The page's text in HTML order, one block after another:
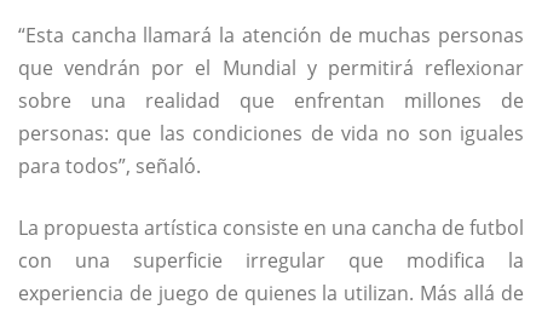
“Esta cancha llamará la atención de muchas personas
que vendrán por el Mundial y permitirá reflexionar
sobre una realidad que enfrentan millones de
personas: que las condiciones de vida no son iguales
para todos”, señaló.
La propuesta artística consiste en una cancha de futbol
con una superficie irregular que modifica la
experiencia de juego de quienes la utilizan. Más allá de